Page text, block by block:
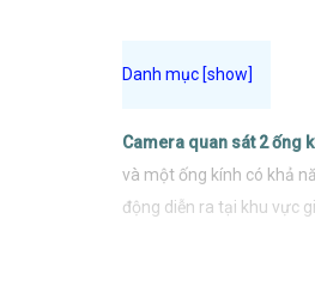
Camera quan sát 2 ống
và một ống kính có khả
động diễn ra tại khu vực